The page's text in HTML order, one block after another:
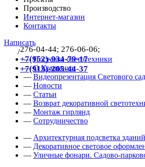
Производство
Интернет-магазин
Контакты
Написать
/276-04-44; 276-06-06;
+7(952)-934-79-17
+7(913)-205-44-37
—Поставка светотехники
—О Компании
— Видеопрезентация Светового
— Новости
— Статьи
— Возврат декоративной
— Монтаж гирлянд
— Сотрудничество
— Архитектурная подсветка
— Декоративное световое
— Уличные фонари. Садово-